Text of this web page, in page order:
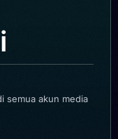
semua akun media